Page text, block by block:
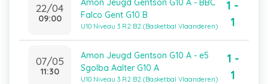
22/04
09:00
Amon Jeugd Gentson G10 A - BBC
Falco Gent G10 B
U10 Niveau 3 R2 B2 (Basketbal Vlaanderen)
1 -
1
07/05
11:30
Amon Jeugd Gentson G10 A - e5
Sgolba Aalter G10 A
U10 Niveau 3 R2 B2 (Basketbal Vlaanderen)
1 -
1